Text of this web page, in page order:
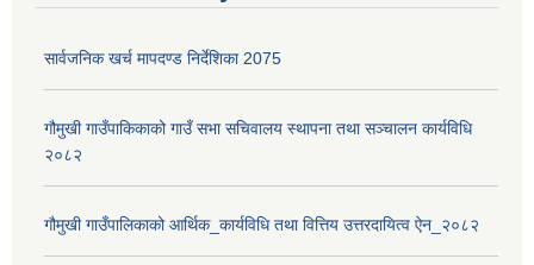
सार्वजनिक खर्च मापदण्ड निर्देशिका 2075
गौमुखी गाउँपाकिकाको गाउँ सभा सचिवालय स्थापना तथा सञ्चालन कार्यविधि
२०८२
गौमुखी गाउँपालिकाको आर्थिक_कार्यविधि तथा वित्तिय उत्तरदायित्व ऐन_२०८२